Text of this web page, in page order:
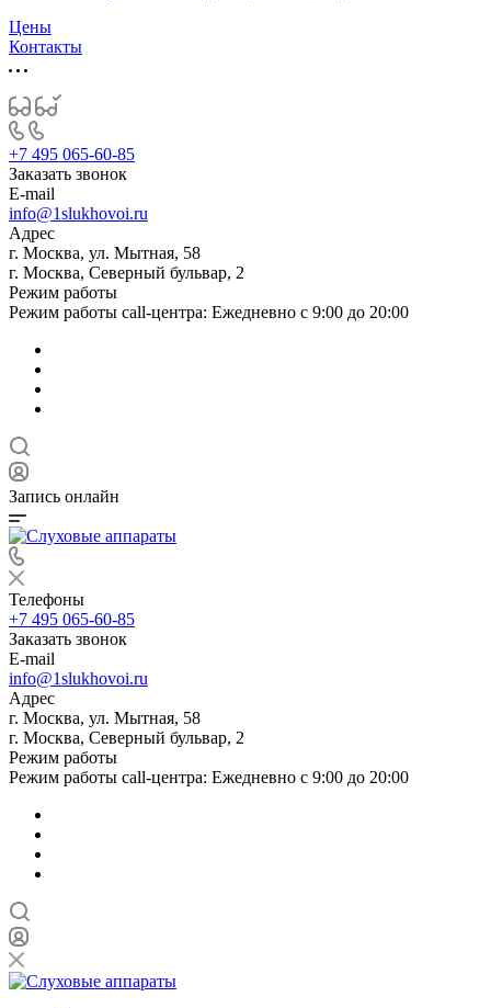
Цены
Контакты
+7 495 065-60-85
Заказать звонок
E-mail
info@1slukhovoi.ru
Адрес
г. Москва, ул. Мытная, 58
г. Москва, Северный бульвар, 2
Режим работы
Режим работы call-центра: Ежедневно с 9:00 до 20:00
Запись онлайн
Телефоны
+7 495 065-60-85
Заказать звонок
E-mail
info@1slukhovoi.ru
Адрес
г. Москва, ул. Мытная, 58
г. Москва, Северный бульвар, 2
Режим работы
Режим работы call-центра: Ежедневно с 9:00 до 20:00